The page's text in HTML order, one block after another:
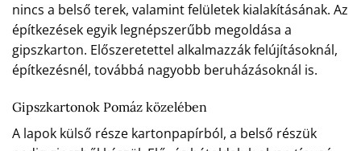
nincs a belső terek, valamint felületek kialakításának. Az
építkezések egyik legnépszerűbb megoldása a
gipszkarton. Előszeretettel alkalmazzák felújításoknál,
építkezésnél, továbbá nagyobb beruházásoknál is.
Gipszkartonok Pomáz közelében
A lapok külső része kartonpapírból, a belső részük